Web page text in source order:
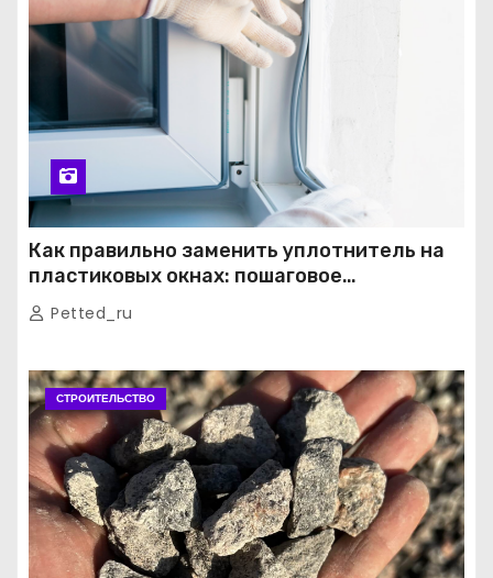
Как правильно заменить уплотнитель на
пластиковых окнах: пошаговое
руководство от экспертов
Petted_ru
СТРОИТЕЛЬСТВО